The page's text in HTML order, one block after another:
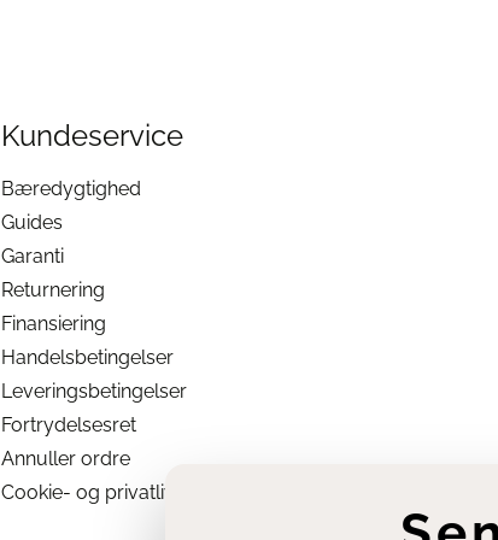
Kundeservice
Bæredygtighed
Guides
Garanti
Returnering
Finansiering
Handelsbetingelser
Leveringsbetingelser
Fortrydelsesret
Annuller ordre
Cookie- og privatlivsindstillinger